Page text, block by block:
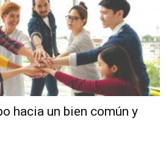
hacia un bien común y